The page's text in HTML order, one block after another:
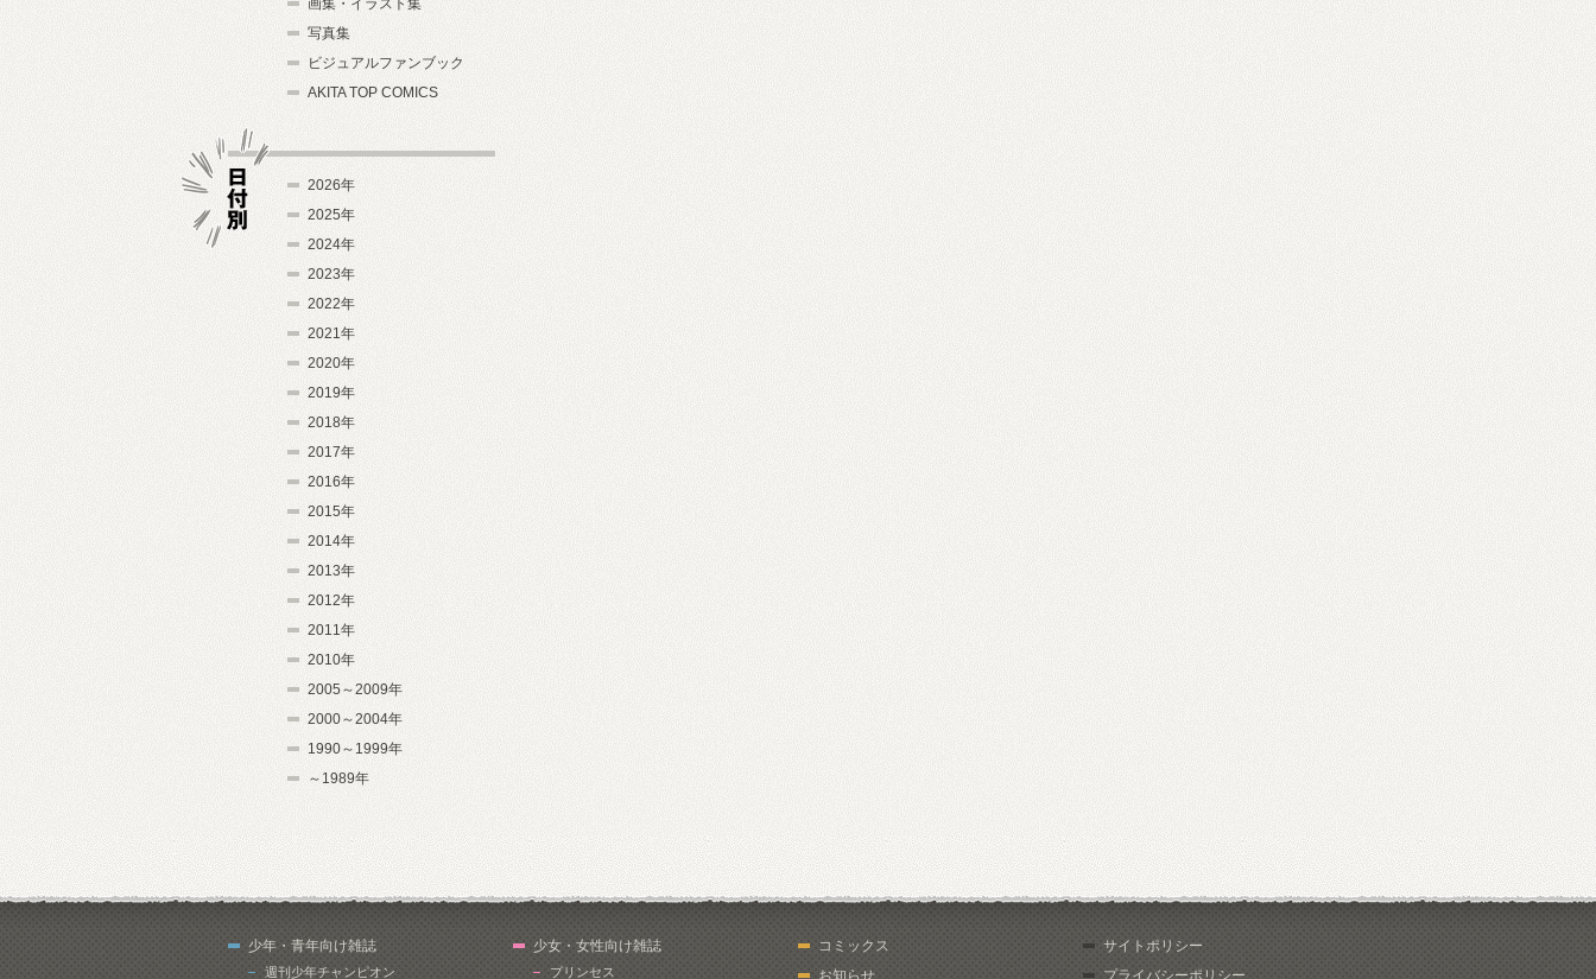
画集・イラスト集
写真集
ビジュアルファンブック
AKITA TOP COMICS
2026年
2025年
2024年
2023年
2022年
2021年
2020年
2019年
2018年
2017年
2016年
2015年
2014年
2013年
2012年
2011年
2010年
2005～2009年
2000～2004年
1990～1999年
～1989年
少年・青年向け雑誌
週刊少年チャンピオン
少女・女性向け雑誌
プリンセス
コミックス
お知らせ
サイトポリシー
プライバシーポリシー